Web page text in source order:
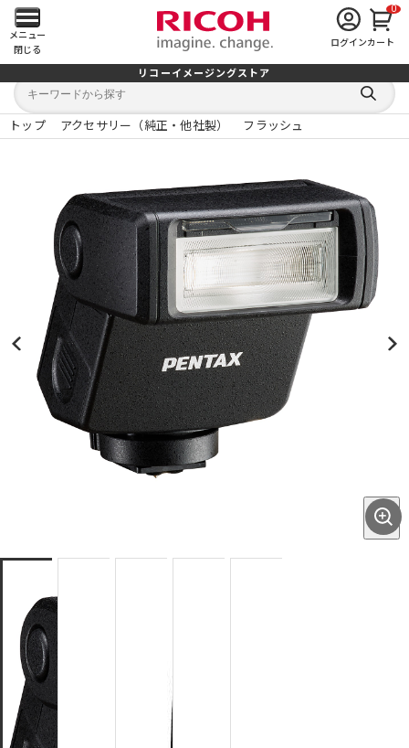
メ
イ
ン
メ
く
メニュー
閉じる
ログイン
0
カート
リコーイメージングストア
キ
ワ
ー
キ
検
索
る
トップ アクセサリー（純正・他社製） フラッシュ